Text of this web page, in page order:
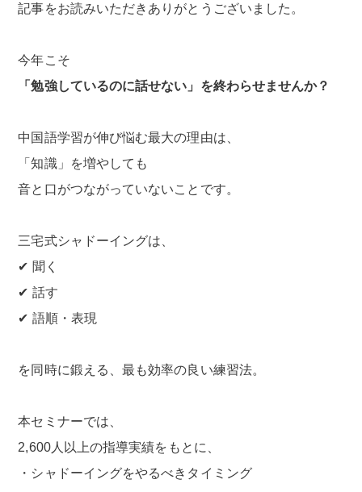
記事をお読みいただきありがとうございました。
今年こそ
「勉強しているのに話せない」を終わらせませんか？
中国語学習が伸び悩む最大の理由は、
「知識」を増やしても
音と口がつながっていないことです。
三宅式シャドーイングは、
✔ 聞く
✔ 話す
✔ 語順・表現
を同時に鍛える、最も効率の良い練習法。
本セミナーでは、
2,600人以上の指導実績をもとに、
・シャドーイングをやるべきタイミング